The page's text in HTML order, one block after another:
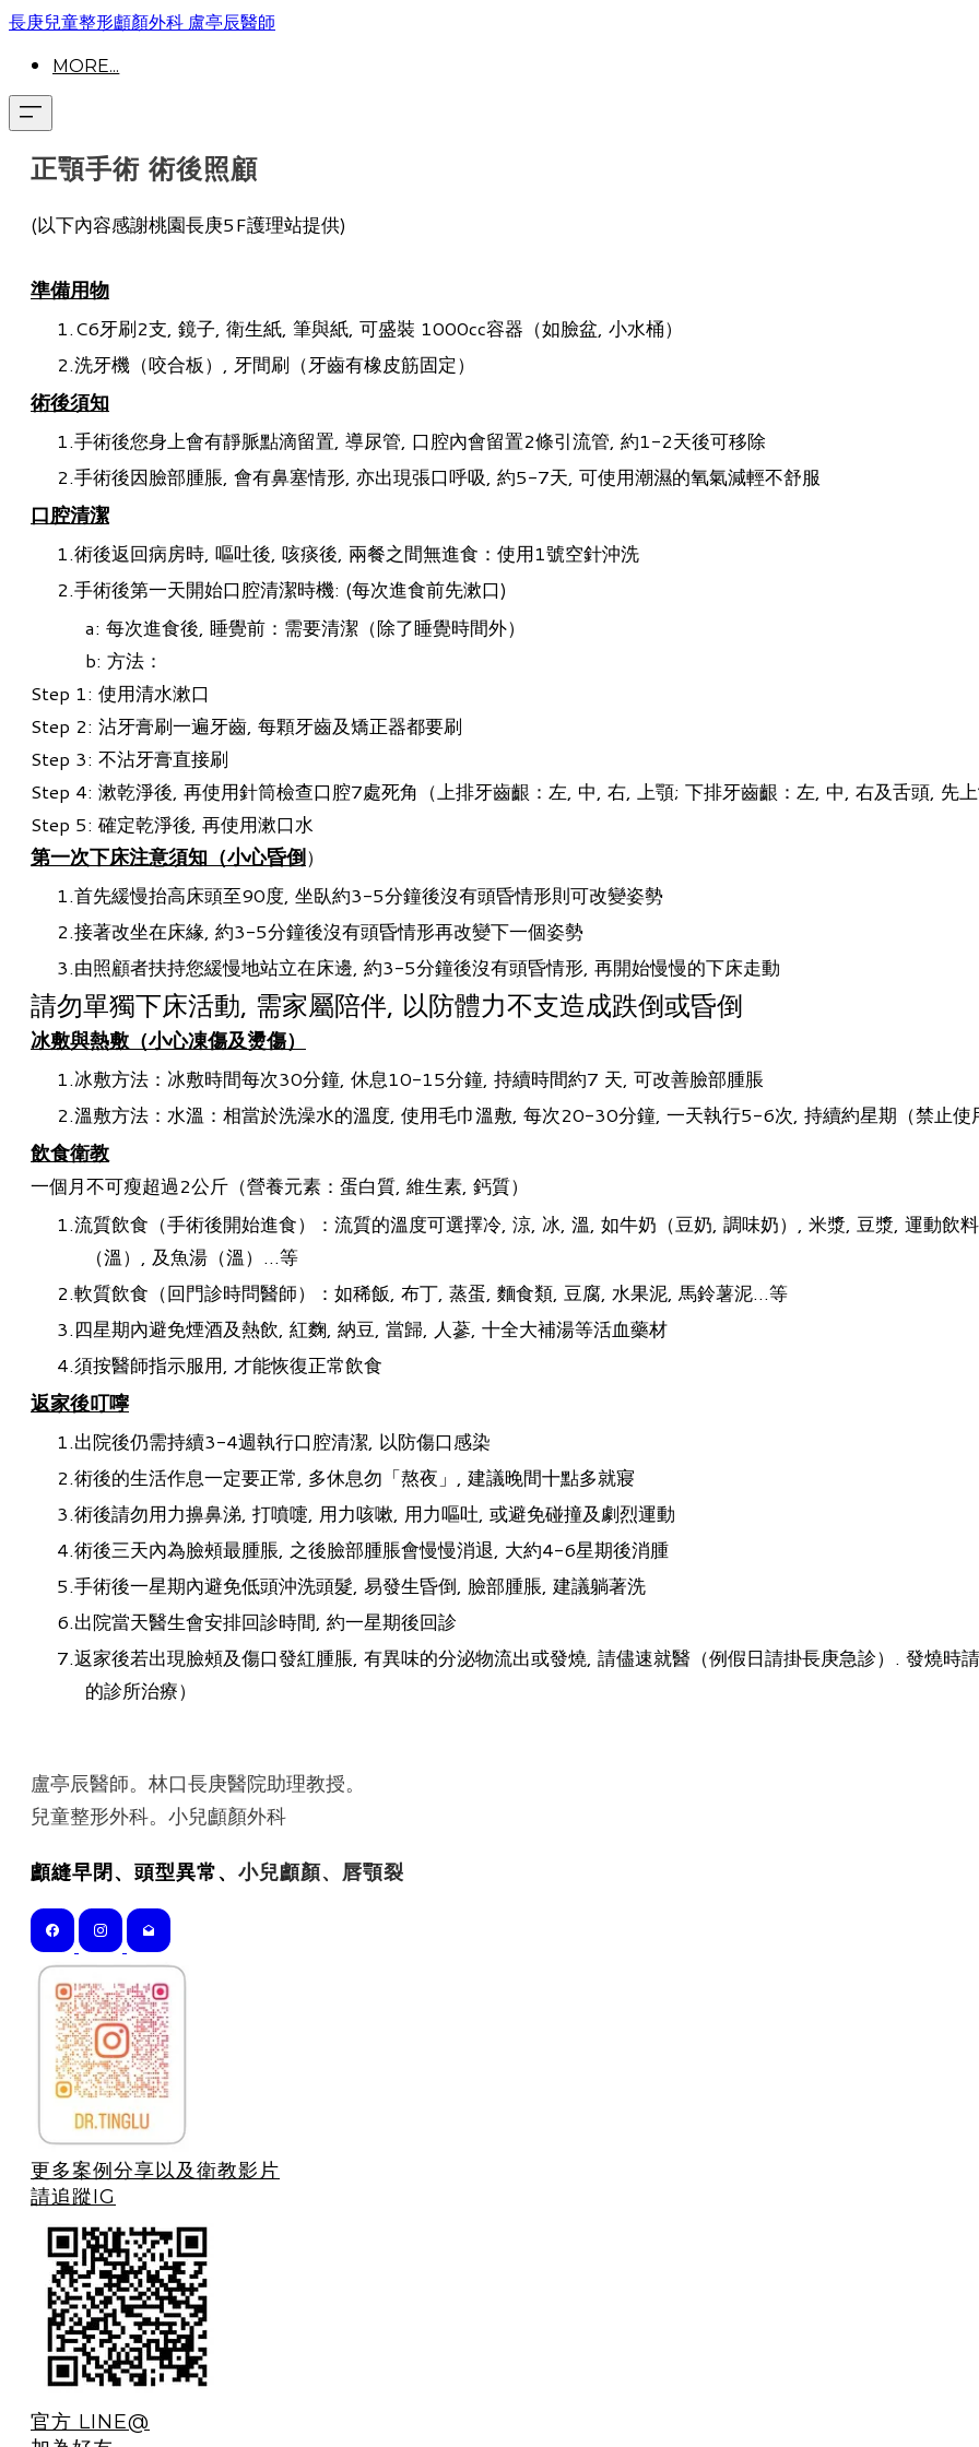
長庚兒童整形顱顏外科 盧亭辰醫師
MORE...
正顎手術 術後照顧
(以下內容感謝桃園長庚5F護理站提供)
準備用物
C6牙刷2支, 鏡子, 衛生紙, 筆與紙, 可盛裝 1000cc容器（如臉盆, 小水桶）
洗牙機（咬合板）, 牙間刷（牙齒有橡皮筋固定）
術後須知
手術後您身上會有靜脈點滴留置, 導尿管, 口腔內會留置2條引流管, 約1-2天後可移除
手術後因臉部腫脹, 會有鼻塞情形, 亦出現張口呼吸, 約5-7天, 可使用潮濕的氧氣減輕不舒服
口腔清潔
術後返回病房時, 嘔吐後, 咳痰後, 兩餐之間無進食：使用1號空針沖洗
手術後第一天開始口腔清潔時機: (每次進食前先漱口)
a: 每次進食後, 睡覺前：需要清潔（除了睡覺時間外）
b: 方法：
Step 1: 使用清水漱口
Step 2: 沾牙膏刷一遍牙齒, 每顆牙齒及矯正器都要刷
Step 3: 不沾牙膏直接刷
Step 4: 漱乾淨後, 再使用針筒檢查口腔7處死角（上排牙齒齦：左, 中, 右, 上顎; 下排牙齒齦：左, 中, 右及舌頭,
Step 5: 確定乾淨後, 再使用漱口水
第一次下床注意須知（小心昏倒）
首先緩慢抬高床頭至90度, 坐臥約3-5分鐘後沒有頭昏情形則可改變姿勢
接著改坐在床緣, 約3-5分鐘後沒有頭昏情形再改變下一個姿勢
由照顧者扶持您緩慢地站立在床邊, 約3-5分鐘後沒有頭昏情形, 再開始慢慢的下床走動
請勿單獨下床活動, 需家屬陪伴, 以防體力不支造成跌倒或昏倒
冰敷與熱敷（小心凍傷及燙傷）
冰敷方法：冰敷時間每次30分鐘, 休息10-15分鐘, 持續時間約7 天, 可改善臉部腫脹
溫敷方法：水溫：相當於洗澡水的溫度, 使用毛巾溫敷, 每次20-30分鐘, 一天執行5-6次, 持續約星期（禁止使
飲食衛教
一個月不可瘦超過2公斤（營養元素：蛋白質, 維生素, 鈣質）
流質飲食（手術後開始進食）：流質的溫度可選擇冷, 涼, 冰, 溫, 如牛奶（豆奶, 調味奶）, 米漿, 豆漿, 運動飲
（溫）, 及魚湯（溫）…等
軟質飲食（回門診時問醫師）：如稀飯, 布丁, 蒸蛋, 麵食類, 豆腐, 水果泥, 馬鈴薯泥…等
四星期內避免煙酒及熱飲, 紅麴, 納豆, 當歸, 人蔘, 十全大補湯等活血藥材
須按醫師指示服用, 才能恢復正常飲食
返家後叮嚀
出院後仍需持續3-4週執行口腔清潔, 以防傷口感染
術後的生活作息一定要正常, 多休息勿「熬夜」, 建議晚間十點多就寢
術後請勿用力擤鼻涕, 打噴嚏, 用力咳嗽, 用力嘔吐, 或避免碰撞及劇烈運動
術後三天內為臉頰最腫脹, 之後臉部腫脹會慢慢消退, 大約4-6星期後消腫
手術後一星期內避免低頭沖洗頭髮, 易發生昏倒, 臉部腫脹, 建議躺著洗
出院當天醫生會安排回診時間, 約一星期後回診
返家後若出現臉頰及傷口發紅腫脹, 有異味的分泌物流出或發燒, 請儘速就醫（例假日請掛長庚急診）. 發燒時
的診所治療）
盧亭辰醫師。林口長庚醫院助理教授。
​兒童整形外科。小兒顱顏外科
顱縫早閉、頭型異常、 小兒顱顏、唇顎裂
更多案例分享以及衛教影片
請追蹤IG
官方 LINE@